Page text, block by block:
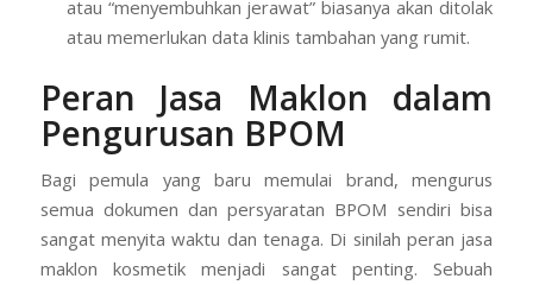
atau “menyembuhkan jerawat” biasanya akan ditolak
atau memerlukan data klinis tambahan yang rumit.
Peran Jasa Maklon dalam
Pengurusan BPOM
Bagi pemula yang baru memulai brand, mengurus
semua dokumen dan persyaratan BPOM sendiri bisa
sangat menyita waktu dan tenaga. Di sinilah peran jasa
maklon kosmetik menjadi sangat penting. Sebuah